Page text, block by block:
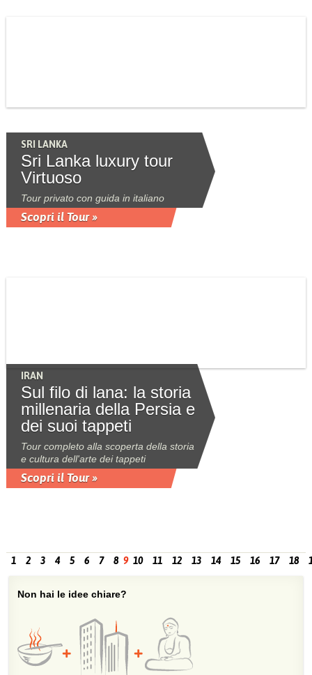
SRI LANKA
Sri Lanka luxury tour
Virtuoso
Tour privato con guida in italiano
Scopri il Tour »
IRAN
Sul filo di lana: la storia
millenaria della Persia e
dei suoi tappeti
Tour completo alla scoperta della storia
e cultura dell'arte dei tappeti
Scopri il Tour »
1 2 3 4 5 6 7 8 9 10 11 12 13 14 15 16 17 18
Non hai le idee chiare?